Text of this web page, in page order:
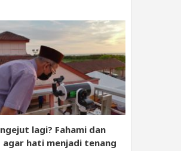
lagi? Fahami dan
agar hati menjadi tenang